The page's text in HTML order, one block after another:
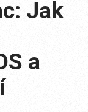
Jak
a